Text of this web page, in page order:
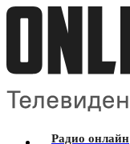
Радио онлайн